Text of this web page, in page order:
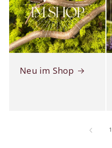
Neu im Shop
1